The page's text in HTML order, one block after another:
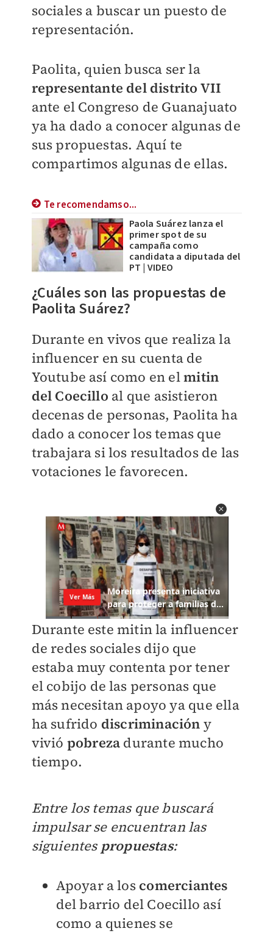
sociales a buscar un puesto de
representación.
Paolita, quien busca ser la
representante del distrito VII
ante el Congreso de Guanajuato
ya ha dado a conocer algunas de
sus propuestas. Aquí te
compartimos algunas de ellas.
Te recomendamso...
Paola Suárez lanza el
primer spot de su
campaña como
candidata a diputada del
PT | VIDEO
¿Cuáles son las propuestas de
Paolita Suárez?
Durante en vivos que realiza la
influencer en su cuenta de
Youtube así como en elmitin
del Coecillo al que asistieron
decenas de personas, Paolita ha
dado a conocer los temas que
trabajara si los resultados de las
votaciones le favorecen.
Durante este mitin la influencer
de redes sociales dijo que
estaba muy contenta por tener
el cobijo de las personas que
más necesitan apoyo ya que ella
ha sufrido discriminación y
vivió pobreza durante mucho
tiempo.
Entre los temas que buscará
impulsar se encuentran las
siguientes propuestas:
Apoyar a los comerciantes
del barrio del Coecillo así
como a quienes se